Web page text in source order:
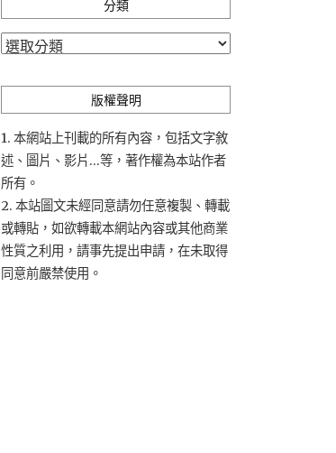
分類
分
版權聲明
1. 本網站上刊載的所有內容，包括文字敘
述、圖片、影片...等，著作權為本站作者
所有。
2. 本站圖文未經同意請勿任意複製、轉載
或轉貼，如欲轉載本網站內容或其他商業
性質之利用，請事先提出申請，在未取得
同意前嚴禁使用。